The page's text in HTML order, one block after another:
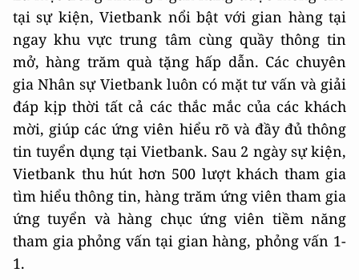
tại sự kiện, Vietbank nổi bật với gian hàng tại
ngay khu vực trung tâm cùng quầy thông tin
mở, hàng trăm quà tặng hấp dẫn. Các chuyên
gia Nhân sự Vietbank luôn có mặt tư vấn và giải
đáp kịp thời tất cả các thắc mắc của các khách
mời, giúp các ứng viên hiểu rõ và đầy đủ thông
tin tuyển dụng tại Vietbank. Sau 2 ngày sự kiện,
Vietbank thu hút hơn 500 lượt khách tham gia
tìm hiểu thông tin, hàng trăm ứng viên tham gia
ứng tuyển và hàng chục ứng viên tiềm năng
tham gia phỏng vấn tại gian hàng, phỏng vấn 1-
1.